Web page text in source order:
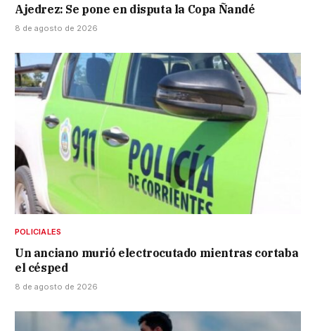
Ajedrez: Se pone en disputa la Copa Ñandé
8 de agosto de 2026
POLICIALES
Un anciano murió electrocutado mientras cortaba
el césped
8 de agosto de 2026